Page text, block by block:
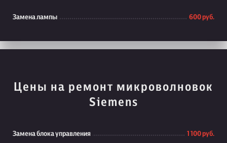
Замена лампы 600 руб.
Цены на ремонт микроволновок
Siemens
Замена блока управления 1 100 руб.